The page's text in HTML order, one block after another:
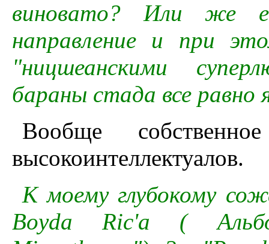
виновато? Или же
направление и при
"ницшеанскими
бараны стада все равно
Вообще
высокоинтеллектуалов.
К моему глубокому
Boyda Ric'a (